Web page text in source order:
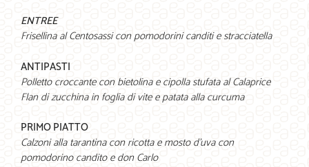
ENTREE
Frisellina al Centosassi con pomodorini canditi e stracciatella
ANTIPASTI
Polletto croccante con bietolina e cipolla stufata al Calaprice
Flan di zucchina in foglia di vite e patata alla curcuma
PRIMO PIATTO
Calzoni alla tarantina con ricotta e mosto d’uva con
pomodorino candito e don Carlo